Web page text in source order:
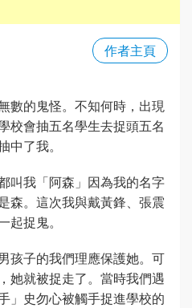
作者主頁
數的鬼怪。不知何時，出現
校會抽五名學生去捉頭五名
了我。
叫我「阿森」因為我的名字
森。這次我與戴黃鋒、張震
捉鬼。
孩子的我們理應保護她。可
她就被捉走了。當時我們遇
」史勿心被觸手捉進學校的